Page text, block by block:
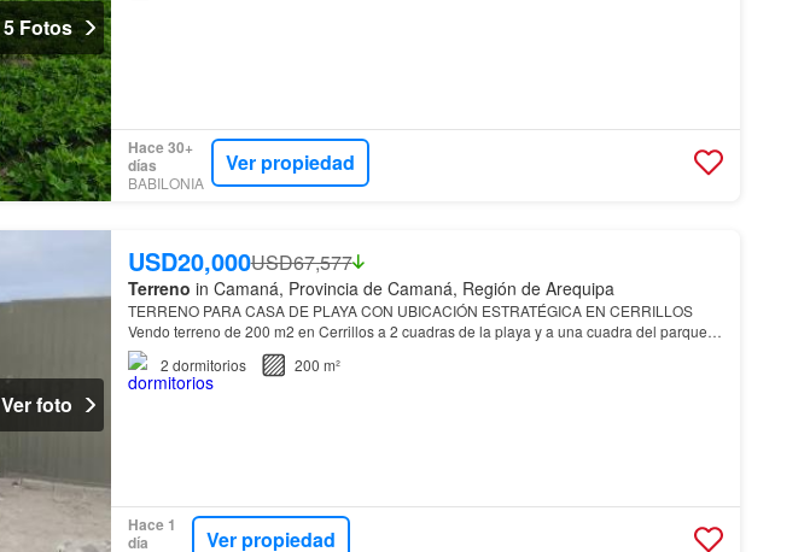
5 Fotos
Hace 30+
días
BABILONIA
Ver propiedad
Ver foto
USD20,000USD67,577
Terreno in Camaná, Provincia de Camaná, Región de Arequipa
TERRENO PARA CASA DE PLAYA CON UBICACIÓN ESTRATÉGICA EN CERRILLOS
Vendo terreno de 200 m2 en Cerrillos a 2 cuadras de la playa y a una cuadra del parque
acuático totalmente cercado…
2 dormitorios 200 m²
Hace 1
día
Ver propiedad